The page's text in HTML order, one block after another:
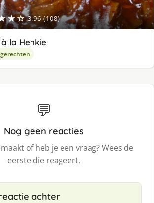
3.96 (108)
la Henkie
💬
Nog geen reacties
of heb je een vraag? Wees de
eerste die reageert.
achter